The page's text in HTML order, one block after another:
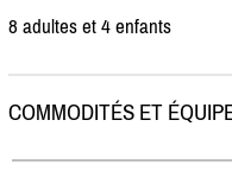
8 adultes et 4 enfants
COMMODITÉS ET